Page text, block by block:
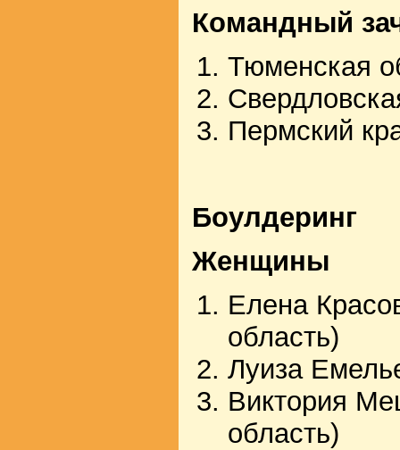
Командный
Тюменская
Пермский
Боулдеринг
Женщины
Елена
область)
Луиза
Виктория
область)